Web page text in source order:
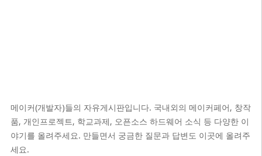
메이커(개발자)들의 자유게시판입니다. 국내외의 메이커페어, 창작
품, 개인프로젝트, 학교과제, 오픈소스 하드웨어 소식 등 다양한 이
야기를 올려주세요. 만들면서 궁금한 질문과 답변도 이곳에 올려주
세요.